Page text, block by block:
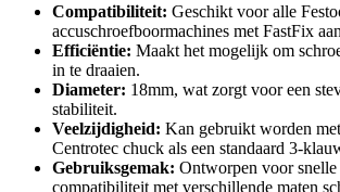
Compatibiliteit: Geschikt voor alle
accuschroefboormachines met FastFix
Efficiëntie: Maakt het mogelijk om
in te draaien.
Diameter: 18mm, wat zorgt voor een
stabiliteit.
Veelzijdigheid: Kan gebruikt worden
Centrotec chuck als een standaard 3-
Gebruiksgemak: Ontworpen voor
compatibiliteit met verschillende maten